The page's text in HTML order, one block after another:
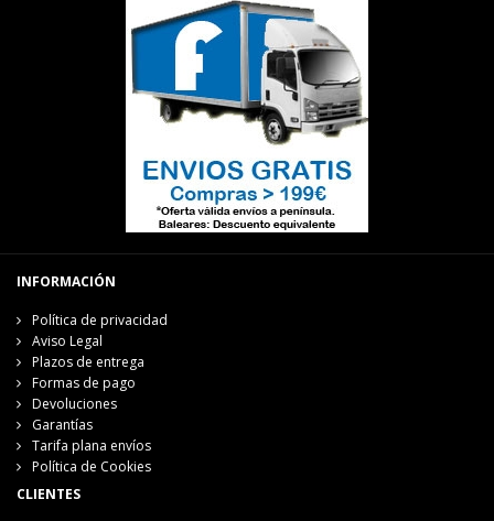
INFORMACIÓN
Política de privacidad
Aviso Legal
Plazos de entrega
Formas de pago
Devoluciones
Garantías
Tarifa plana envíos
Política de Cookies
CLIENTES